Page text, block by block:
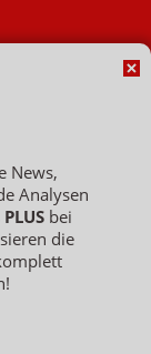
der ELPATO
Berlin
News,
Analysen
PLUS bei
die